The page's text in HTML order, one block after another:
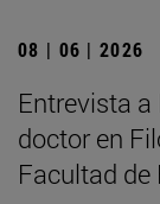
08 | 06 | 2026
Entrevista a
doctor en
Facultad